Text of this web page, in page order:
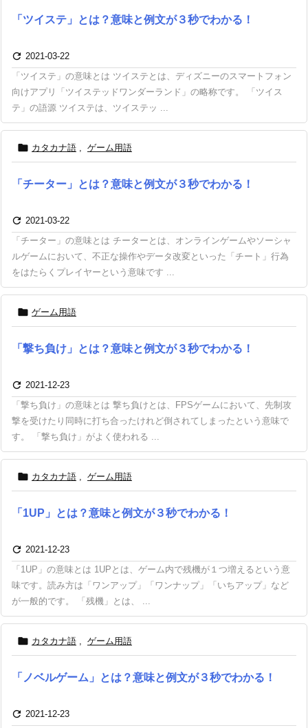
「ツイステ」とは？意味と例文が３秒でわかる！
 2021-03-22
「ツイステ」の意味とは ツイステとは、ディズニーのスマートフォン
向けアプリ「ツイステッドワンダーランド」の略称です。 「ツイス
テ」の語源 ツイステは、ツイステッ ...
 カタカナ語 , ゲーム用語
「チーター」とは？意味と例文が３秒でわかる！
 2021-03-22
「チーター」の意味とは チーターとは、オンラインゲームやソーシャ
ルゲームにおいて、不正な操作やデータ改変といった「チート」行為
をはたらくプレイヤーという意味です ...
 ゲーム用語
「撃ち負け」とは？意味と例文が３秒でわかる！
 2021-12-23
「撃ち負け」の意味とは 撃ち負けとは、FPSゲームにおいて、先制攻
撃を受けたり同時に打ち合ったけれど倒されてしまったという意味で
す。 「撃ち負け」がよく使われる ...
 カタカナ語 , ゲーム用語
「1UP」とは？意味と例文が３秒でわかる！
 2021-12-23
「1UP」の意味とは 1UPとは、ゲーム内で残機が１つ増えるという意
味です。読み方は「ワンアップ」「ワンナップ」「いちアップ」など
が一般的です。 「残機」とは、 ...
 カタカナ語 , ゲーム用語
「ノベルゲーム」とは？意味と例文が３秒でわかる！
 2021-12-23